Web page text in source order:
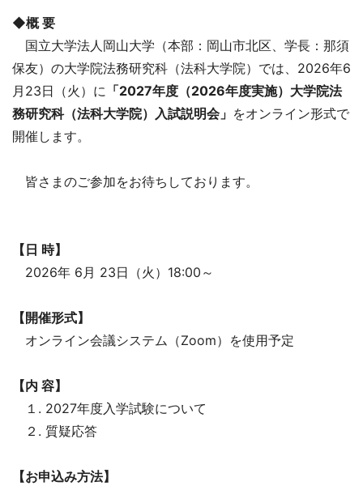
◆概 要
国立大学法人岡山大学（本部：岡山市北区、学長：那須
保友）の大学院法務研究科（法科大学院）では、2026年6
月23日（火）に 「2027年度（2026年度実施）大学院法
務研究科（法科大学院）入試説明会」 をオンライン形式で
開催します。
皆さまのご参加をお待ちしております。
【日 時】
2026年 6月 23日（火）18:00～
【開催形式】
オンライン会議システム（Zoom）を使用予定
【内 容】
１. 2027年度入学試験について
２. 質疑応答
【お申込み方法】